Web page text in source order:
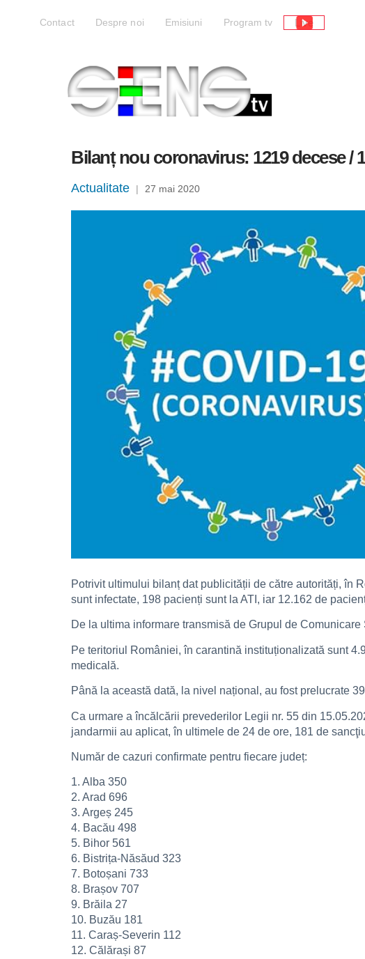
Contact Despre noi Emisiuni Program tv Live
Bilanț nou coronavirus: 1219 decese /
Actualitate | 27 mai 2020
Potrivit ultimului bilanț dat publicității de către autorități, în
sunt infectate, 198 pacienți sunt la ATI, iar 12.162 de
De la ultima informare transmisă de Grupul de
Pe teritoriul României, în carantină instituționalizată sunt
medicală.
Până la această dată, la nivel național, au fost prelucrate
Ca urmare a încălcării prevederilor Legii nr. 55 din
jandarmii au aplicat, în ultimele de 24 de ore, 181 de
Număr de cazuri confirmate pentru fiecare județ:
1. Alba 350
2. Arad 696
3. Argeș 245
4. Bacău 498
5. Bihor 561
6. Bistrița-Năsăud 323
7. Botoșani 733
8. Brașov 707
9. Brăila 27
10. Buzău 181
11. Caraș-Severin 112
12. Călărași 87